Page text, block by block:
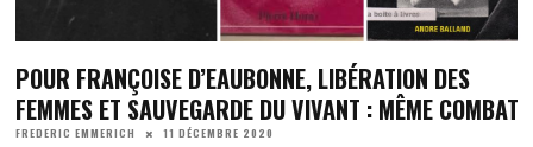
POUR FRANÇOISE D’EAUBONNE, LIBÉRATION DES
FEMMES ET SAUVEGARDE DU VIVANT : MÊME COMBAT
FREDERIC EMMERICH 11 DÉCEMBRE 2020